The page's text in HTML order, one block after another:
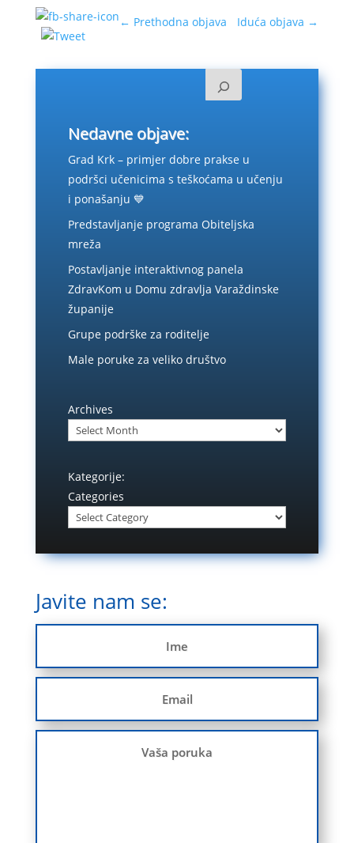
← Prethodna objava Iduća objava →
Nedavne objave:
Grad Krk – primjer dobre prakse u
podršci učenicima s teškoćama u učenju
i ponašanju 💙
Predstavljanje programa Obiteljska
mreža
Postavljanje interaktivnog panela
ZdravKom u Domu zdravlja Varaždinske
županije
Grupe podrške za roditelje
Male poruke za veliko društvo
Archives
Kategorije:
Categories
Javite nam se: